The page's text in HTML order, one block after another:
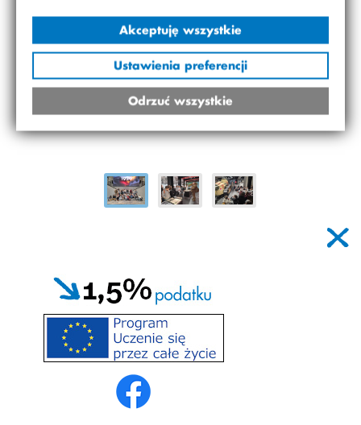
Akceptuję wszystkie
Ustawienia preferencji
Odrzuć wszystkie